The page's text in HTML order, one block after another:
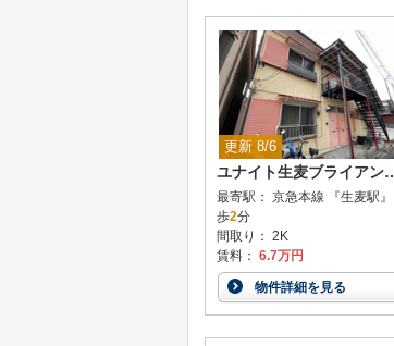
更新 8/6
ユナイト生麦
最寄駅： 京急本線 『生麦駅
歩2分
間取り： 2K
賃料： 6.7万円
物件詳細を見る